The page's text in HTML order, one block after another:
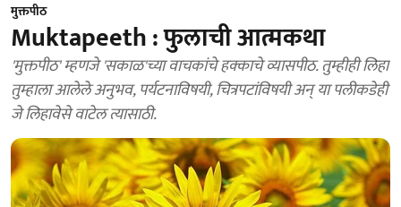
मुक्तपीठ
Muktapeeth : फुलाची आत्मकथा
'मुक्तपीठ' म्हणजे 'सकाळ'च्या वाचकांचे हक्काचे व्यासपीठ. तुम्हीही लिहा
तुम्हाला आलेले अनुभव, पर्यटनाविषयी, चित्रपटांविषयी अन् या पलीकडेही
जे लिहावेसे वाटेल त्यासाठी.